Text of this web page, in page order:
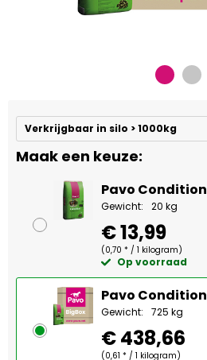
Maak een keuze:
Verkrijgbaar in silo > 1000kg
Pavo Condition
Gewicht: 20 kg
€ 13,99
(0,70 * / 1 kilogram)
Op voorraad
Pavo Condition
Gewicht: 725 kg
€ 438,66
(0,61 * / 1 kilogram)